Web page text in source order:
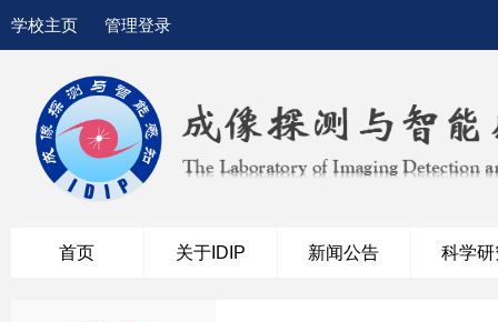
学校主页 管理登录
首页 关于IDIP 新闻公告 科学研